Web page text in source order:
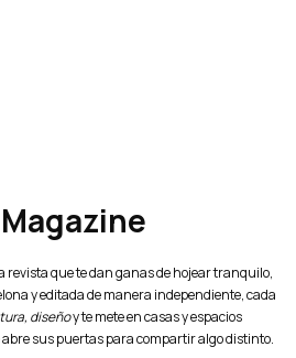
revista que te dan ganas de hojear tranquilo,
y editada de manera independiente, cada
diseñoy te mete en casas y espacios
sus puertas para compartir algo distinto.